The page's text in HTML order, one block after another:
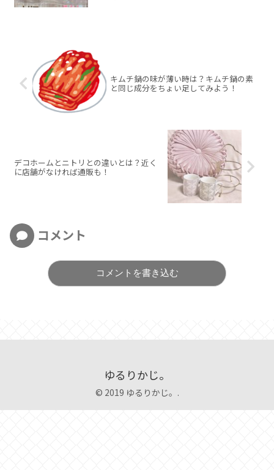
キムチ鍋の味が薄い時は？キムチ鍋の素
と同じ成分をちょい足してみよう！
デコホームとニトリとの違いとは？近く
に店舗がなければ通販も！
コメント
コメントを書き込む
ゆるりかじ。
© 2019 ゆるりかじ。.